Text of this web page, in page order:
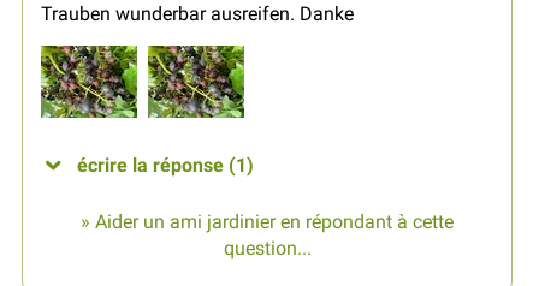
Trauben wunderbar ausreifen. Danke
écrire la réponse (1)
» Aider un ami jardinier en répondant à cette
question...